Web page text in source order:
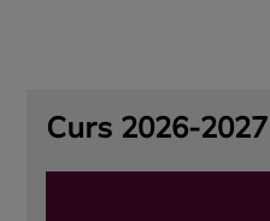
Curs 2026-2027